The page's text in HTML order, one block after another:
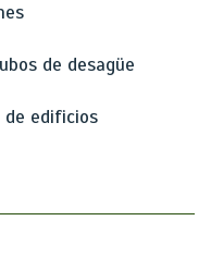
de desagüe
edificios